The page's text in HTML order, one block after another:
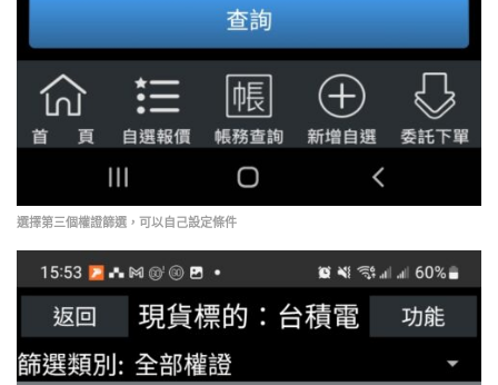
選擇第三個權證篩選，可以自己設定條件